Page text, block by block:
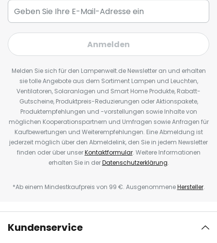
Anmelden
Melden Sie sich für den Lampenwelt.de Newsletter an und erhalten
sie tolle Angebote aus dem Sortiment Lampen und Leuchten,
Ventilatoren, Solaranlagen und Smart Home Produkte, Rabatt-
Gutscheine, Produktpreis-Reduzierungen oder Aktionspakete,
Produktempfehlungen und -vorstellungen sowie Inhalte von
möglichen Kooperationspartnern und Umfragen sowie Anfragen für
Kaufbewertungen und Weiterempfehlungen. Eine Abmeldung ist
jederzeit möglich über den Abmeldelink, den Sie in jedem Newsletter
finden oder über unserKontaktformular. Weitere Informationen
erhalten Sie in derDatenschutzerklärung.
*Ab einem Mindestkaufpreis von 99 €. AusgenommeneHersteller.
Kundenservice